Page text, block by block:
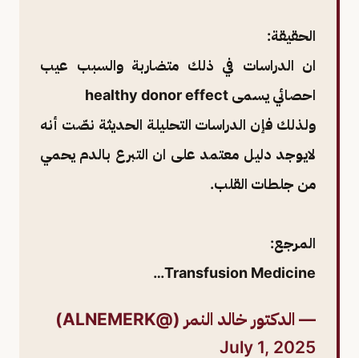
الحقيقة:
ان الدراسات في ذلك متضاربة والسبب عيب
احصائي يسمى healthy donor effect
ولذلك فإن الدراسات التحليلة الحديثة نصّت أنه
لايوجد دليل معتمد على ان التبرع بالدم يحمي
من جلطات القلب.
المرجع:
Transfusion Medicine…
— الدكتور خالد النمر (@ALNEMERK)
July 1, 2025